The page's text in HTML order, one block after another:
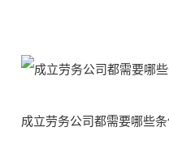
成立劳务公司都需要哪些